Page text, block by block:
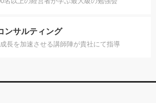
ンサルティング
長を加速させる講師陣が貴社にて指導